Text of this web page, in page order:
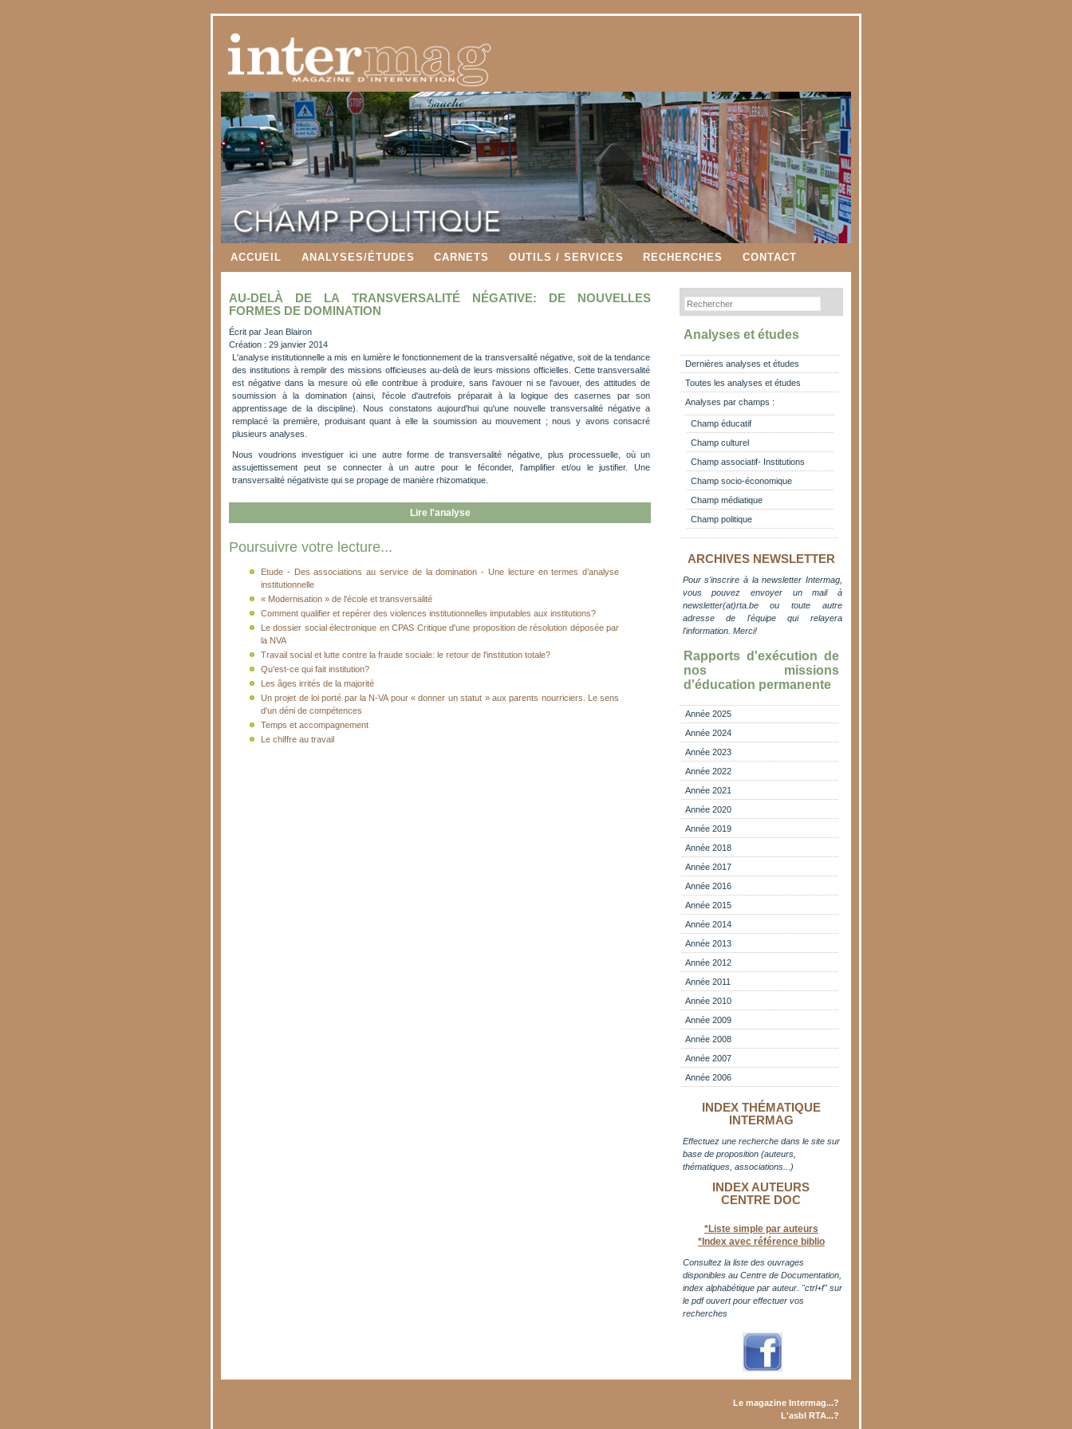
ACCUEIL ANALYSES/ÉTUDES CARNETS OUTILS / SERVICES RECHERCHES CONTACT
Analyses et études
Dernières analyses et études
Toutes les analyses et études
Analyses par champs :
Champ éducatif
Champ culturel
Champ associatif- Institutions
Champ socio-économique
Champ médiatique
Champ politique
ARCHIVES NEWSLETTER
Pour s'inscrire à la newsletter Intermag,
vous pouvez envoyer un mail à
newsletter(at)rta.beou toute autre
adresse de l'équipe qui relayera
l'information. Merci!
Rapports d'exécution de
nos missions
d'éducation permanente
Année 2025
Année 2024
Année 2023
Année 2022
Année 2021
Année 2020
Année 2019
Année 2018
Année 2017
Année 2016
Année 2015
Année 2014
Année 2013
Année 2012
Année 2011
Année 2010
Année 2009
Année 2008
Année 2007
Année 2006
INDEX THÉMATIQUE
INTERMAG
Effectuez une recherche dans le site sur
base de proposition (auteurs,
thématiques, associations...)
INDEX AUTEURS
CENTRE DOC
*Liste simple par auteurs
*Index avec référence biblio
Consultez la liste des ouvrages
disponibles au Centre de Documentation,
index alphabétique par auteur. "ctrl+f" sur
le pdf ouvert pour effectuer vos
recherches
AU-DELÀ DE LA TRANSVERSALITÉ NÉGATIVE: DE NOUVELLES
FORMES DE DOMINATION
Écrit par Jean Blairon
Création : 29 janvier 2014
L'analyse institutionnelle a mis en lumière le fonctionnement de la transversalité négative, soit de la tendance
des institutions à remplir des missions officieuses au-delà de leurs missions officielles. Cette transversalité
est négative dans la mesure où elle contribue à produire, sans l'avouer ni se l'avouer, des attitudes de
soumission à la domination (ainsi, l'école d'autrefois préparait à la logique des casernes par son
apprentissage de la discipline). Nous constatons aujourd'hui qu'une nouvelle transversalité négative a
remplacé la première, produisant quant à elle la soumission au mouvement ; nous y avons consacré
plusieurs analyses.
Nous voudrions investiguer ici une autre forme de transversalité négative, plus processuelle, où un
assujettissement peut se connecter à un autre pour le féconder, l'amplifier et/ou le justifier. Une
transversalité négativiste qui se propage de manière rhizomatique.
Lire l'analyse
Poursuivre votre lecture...
Etude - Des associations au service de la domination - Une lecture en termes d’analyse
institutionnelle
« Modernisation » de l'école et transversalité
Comment qualifier et repérer des violences institutionnelles imputables aux institutions?
Le dossier social électronique en CPAS Critique d'une proposition de résolution déposée par
la NVA
Travail social et lutte contre la fraude sociale: le retour de l'institution totale?
Qu'est-ce qui fait institution?
Les âges irrités de la majorité
Un projet de loi porté par la N-VA pour « donner un statut » aux parents nourriciers. Le sens
d'un déni de compétences
Temps et accompagnement
Le chiffre au travail
Le magazine Intermag...?
L'asbl RTA...?